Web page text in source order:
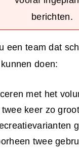
berichten.
een team dat
doen:
met het
keer zo
twee